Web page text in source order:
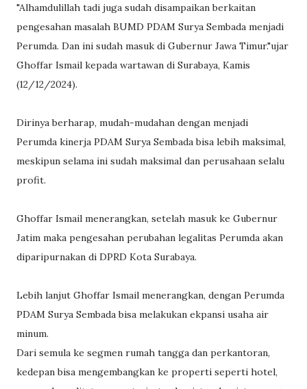
"Alhamdulillah tadi juga sudah disampaikan berkaitan
pengesahan masalah BUMD PDAM Surya Sembada menjadi
Perumda. Dan ini sudah masuk di Gubernur Jawa Timur."ujar
Ghoffar Ismail kepada wartawan di Surabaya, Kamis
(12/12/2024).
Dirinya berharap, mudah-mudahan dengan menjadi
Perumda kinerja PDAM Surya Sembada bisa lebih maksimal,
meskipun selama ini sudah maksimal dan perusahaan selalu
profit.
Ghoffar Ismail menerangkan, setelah masuk ke Gubernur
Jatim maka pengesahan perubahan legalitas Perumda akan
diparipurnakan di DPRD Kota Surabaya.
Lebih lanjut Ghoffar Ismail menerangkan, dengan Perumda
PDAM Surya Sembada bisa melakukan ekpansi usaha air
minum.
Dari semula ke segmen rumah tangga dan perkantoran,
kedepan bisa mengembangkan ke properti seperti hotel,